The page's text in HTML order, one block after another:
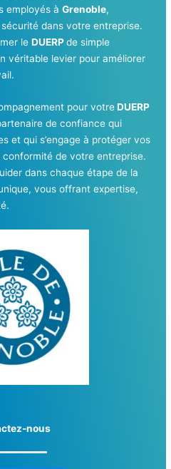
employés àGrenoble,
dans votre entreprise.
leDUERPde simple
véritable levier pour améliorer
pour votreDUERP
de confiance qui
et qui s’engage à protéger vos
de votre entreprise.
dans chaque étape de la
vous offrant expertise,
nous